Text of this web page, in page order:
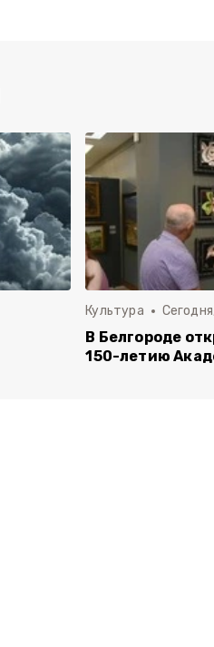
Культура
В Белгороде
150-летию